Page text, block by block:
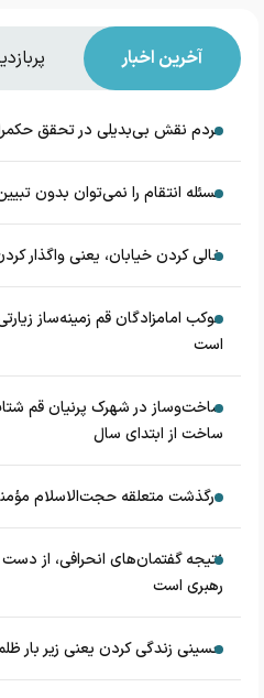
آخرین اخبار
مردم نقش بی‌بدیلی در تحقق
مسئله انتقام را نمی‌توان بدون
خالی کردن خیابان، یعنی واگذار
موکب امامزادگان قم زمینه‌ساز
است
ساخت‌وساز در شهرک پرنیان قم
ساخت از ابتدای سال
درگذشت متعلقه حجت‌الاسلام
نتیجه گفتمان‌های انحرافی، از
رهبری است
حسینی زندگی کردن یعنی زیر بار